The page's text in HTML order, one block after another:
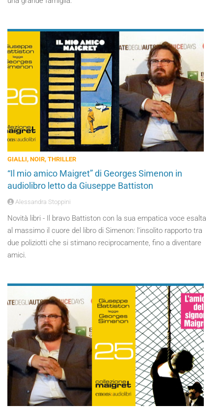
GIALLI, NOIR, THRILLER
“Il mio amico Maigret” di Georges Simenon in
audiolibro letto da Giuseppe Battiston
Alessandra Stoppini
Novità libri - Il bravo Battiston con la sua empatica voce esalta
al massimo il cuore del libro di Simenon: l’insolito rapporto tra
due poliziotti che si stimano reciprocamente, fino a diventare
amici.